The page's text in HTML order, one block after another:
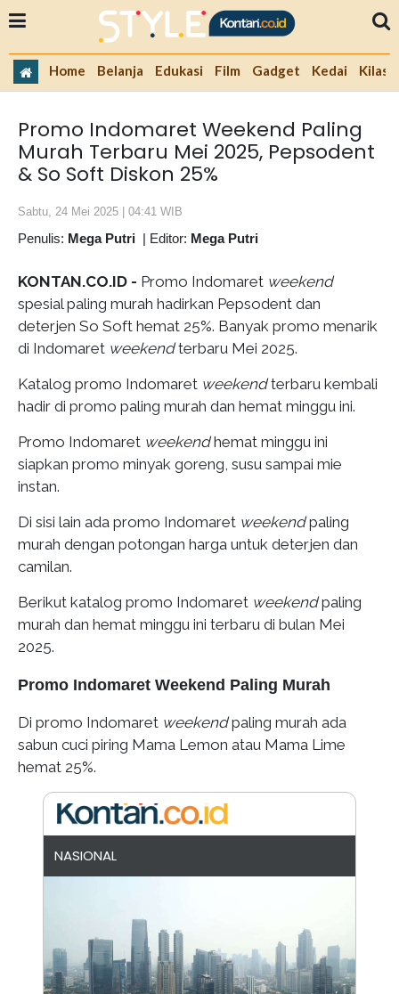
Home Belanja Edukasi Film Gadget Kedai Kilas
Promo Indomaret Weekend Paling
Murah Terbaru Mei 2025, Pepsodent
& So Soft Diskon 25%
Sabtu, 24 Mei 2025 | 04:41 WIB
Penulis: Mega Putri | Editor: Mega Putri
KONTAN.CO.ID - Promo Indomaret weekend
spesial paling murah hadirkan Pepsodent dan
deterjen So Soft hemat 25%. Banyak promo menarik
di Indomaret weekendterbaru Mei 2025.
Katalog promo Indomaret weekendterbaru kembali
hadir di promo paling murah dan hemat minggu ini.
Promo Indomaret weekendhemat minggu ini
siapkan promo minyak goreng, susu sampai mie
instan.
Di sisi lain ada promo Indomaret weekendpaling
murah dengan potongan harga untuk deterjen dan
camilan.
Berikut katalog promo Indomaret weekendpaling
murah dan hemat minggu ini terbaru di bulan Mei
2025.
Promo Indomaret Weekend Paling Murah
Di promo Indomaret weekendpaling murah ada
sabun cuci piring Mama Lemon atau Mama Lime
hemat 25%.
NASIONAL